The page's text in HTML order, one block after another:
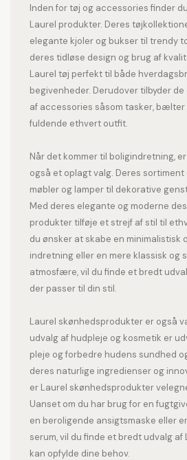
Inden for tøj og accessories finder
Laurel produkter. Deres
elegante kjoler og bukser til trendy
deres tidløse design og brug af
Laurel tøj perfekt til både
begivenheder. Derudover tilbyder
af accessories såsom tasker, bælter
fuldende ethvert outfit.
Når det kommer til boligindretning,
også et oplagt valg. Deres
møbler og lamper til dekorative
Med deres elegante og moderne
produkter tilføje et strejf af stil til
du ønsker at skabe en minimalistisk
indretning eller en mere klassisk og
atmosfære, vil du finde et bredt
der passer til din stil.
Laurel skønhedsprodukter er også
udvalg af hudpleje og kosmetik er
pleje og forbedre hudens sundhed
deres naturlige ingredienser og
er Laurel skønhedsprodukter
Uanset om du har brug for en
en beroligende ansigtsmaske eller
serum, vil du finde et bredt udvalg
kan opfylde dine behov.